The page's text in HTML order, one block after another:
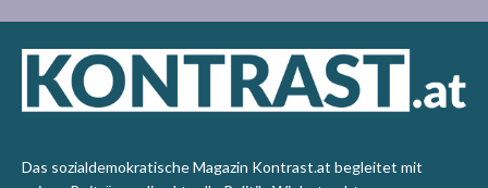
Das sozialdemokratische Magazin Kontrast.at begleitet mit